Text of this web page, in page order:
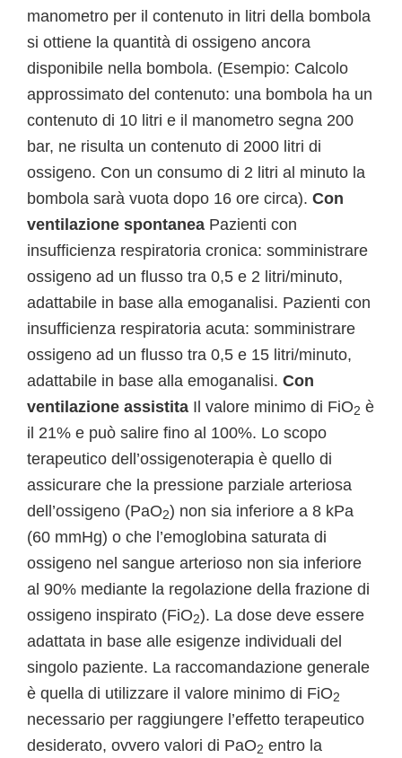
manometro per il contenuto in litri della bombola
si ottiene la quantità di ossigeno ancora
disponibile nella bombola. (Esempio: Calcolo
approssimato del contenuto: una bombola ha un
contenuto di 10 litri e il manometro segna 200
bar, ne risulta un contenuto di 2000 litri di
ossigeno. Con un consumo di 2 litri al minuto la
bombola sarà vuota dopo 16 ore circa). Con
ventilazione spontanea Pazienti con
insufficienza respiratoria cronica: somministrare
ossigeno ad un flusso tra 0,5 e 2 litri/minuto,
adattabile in base alla emoganalisi. Pazienti con
insufficienza respiratoria acuta: somministrare
ossigeno ad un flusso tra 0,5 e 15 litri/minuto,
adattabile in base alla emoganalisi. Con
ventilazione assistita Il valore minimo di FiO2 è
il 21% e può salire fino al 100%. Lo scopo
terapeutico dell’ossigenoterapia è quello di
assicurare che la pressione parziale arteriosa
dell’ossigeno (PaO2) non sia inferiore a 8 kPa
(60 mmHg) o che l’emoglobina saturata di
ossigeno nel sangue arterioso non sia inferiore
al 90% mediante la regolazione della frazione di
ossigeno inspirato (FiO2). La dose deve essere
adattata in base alle esigenze individuali del
singolo paziente. La raccomandazione generale
è quella di utilizzare il valore minimo di FiO2
necessario per raggiungere l’effetto terapeutico
desiderato, ovvero valori di PaO2 entro la